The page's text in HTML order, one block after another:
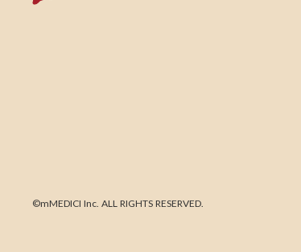
©mMEDICI Inc. ALL RIGHTS RESERVED.